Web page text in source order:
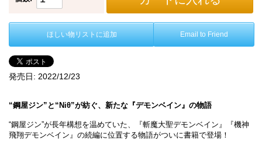
ほしい物リストに追加 Email to Friend
発売日: 2022/12/23
“鋼屋ジン”と“Niθ”が紡ぐ、新たな『デモンベイン』の物語
“鋼屋ジン”が長年構想を温めていた、『斬魔大聖デモンベイン』『機神
飛翔デモンベイン』の続編に位置する物語がついに書籍で登場！